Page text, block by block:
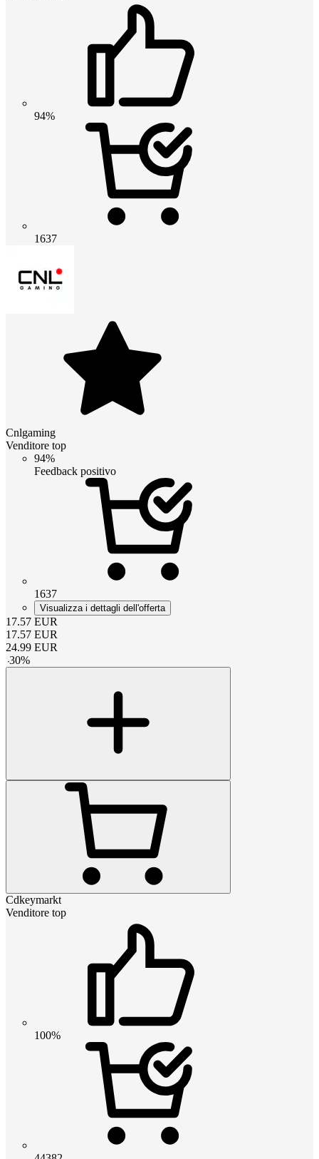
94%
1637
Cnlgaming
Venditore top
94%
Feedback positivo
1637
Visualizza i dettagli dell'offerta
17.57 EUR
17.57 EUR
24.99 EUR
-30%
Cdkeymarkt
Venditore top
100%